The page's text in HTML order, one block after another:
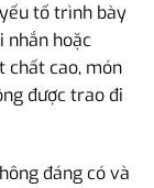
tố trình bày
nhắn hoặc
chất cao, món
được trao đi
đáng có và